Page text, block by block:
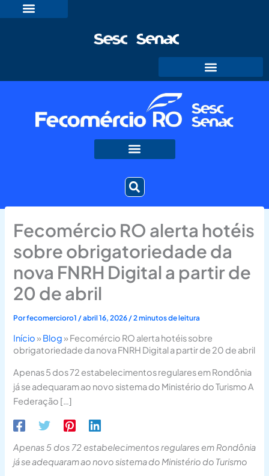
para
Fecomércio RO alerta hotéis
sobre obrigatoriedade da
nova FNRH Digital a partir de
20 de abril
Porfecomercioro1 /abril 16, 2026 /2 minutos de leitura
Início» Blog» Fecomércio RO alerta hotéis sobre
obrigatoriedade da nova FNRH Digital a partir de 20 de abril
Apenas 5 dos 72 estabelecimentos regulares em Rondônia
já se adequaram ao novo sistema do Ministério do Turismo A
Federação […]
Apenas 5 dos 72 estabelecimentos regulares em Rondônia
já se adequaram ao novo sistema do Ministério do Turismo